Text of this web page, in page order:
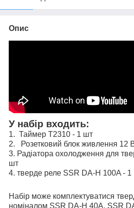
Опис
У набір входить:
1. Таймер Т2310 - 1 шт
2. Розетковий блок живлення 12
3. Радіатора охолодження для
шт
4. тверде реле SSR DA-H 100A - 1
Набір може комплектуватися
номіналом SSR DA-H 40A, SSR